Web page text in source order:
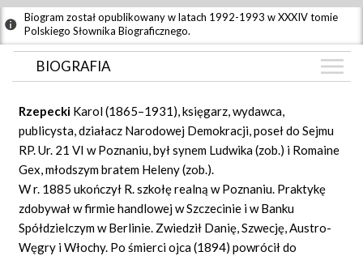
Biogram został opublikowany w latach 1992-1993 w XXXIV tomie
Polskiego Słownika Biograficznego.
BIOGRAFIA
ZDJĘCIA (3)
CIEKAWOSTKI (1)
GRAF POWIĄZAŃ
DYSKUSJA
Mapa
Rzepecki Karol (1865–1931), księgarz, wydawca,
publicysta, działacz Narodowej Demokracji, poseł do Sejmu
RP. Ur. 21 VI w Poznaniu, był synem Ludwika (zob.) i Romaine
Gex, młodszym bratem Heleny (zob.).
W r. 1885 ukończył R. szkołę realną w Poznaniu. Praktykę
zdobywał w firmie handlowej w Szczecinie i w Banku
Spółdzielczym w Berlinie. Zwiedził Danię, Szwecję, Austro-
Węgry i Włochy. Po śmierci ojca (1894) powrócił do